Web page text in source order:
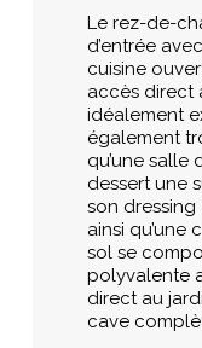
Le rez-de-
d’entrée
cuisine
accès direct
idéalement
également
qu’une salle
dessert une
son dressing
ainsi qu’une
sol se
polyvalente
direct au
cave